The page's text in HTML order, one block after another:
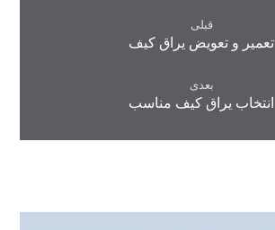
قبلی
تعمیر و تعویض یراق کیف
بعدی
انتخاب یراق کیف مناسب